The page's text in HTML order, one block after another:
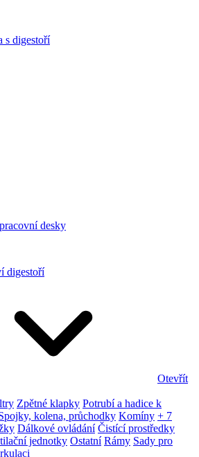
s digestoří
desky
digestoří
Otevřít
Zpětné klapky Potrubí a hadice k
kolena, průchodky Komíny + 7
Dálkové ovládání Čistící prostředky
jednotky Ostatní Rámy Sady pro